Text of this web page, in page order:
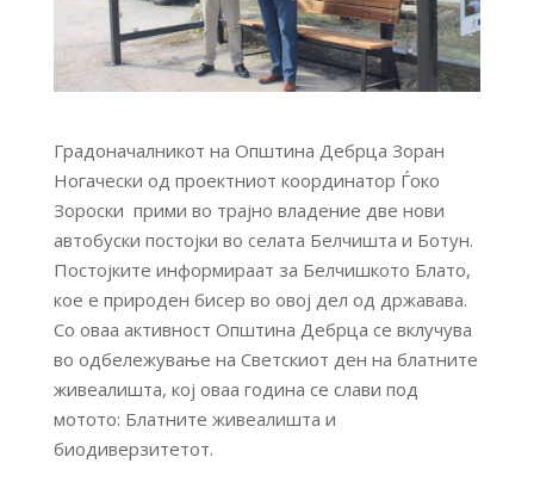
Градоначалникот на Општина Дебрца Зоран
Ногачески од проектниот координатор Ѓоко
Зороски прими во трајно владение две нови
автобуски постојки во селата Белчишта и Ботун.
Постојките информираат за Белчишкото Блато,
кое е природен бисер во овој дел од државава.
Со оваа активност Општина Дебрца се вклучува
во одбележување на Светскиот ден на блатните
живеалишта, кој оваа година се слави под
мотото: Блатните живеалишта и
биодиверзитетот.